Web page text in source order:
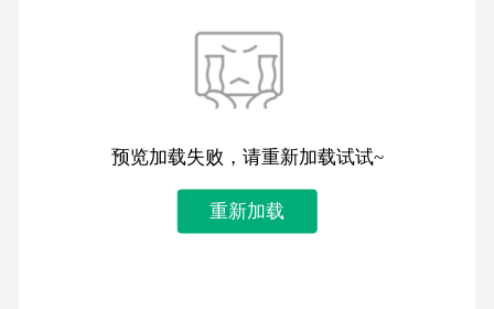
预览加载失败，请重新加载试试~
重新加载